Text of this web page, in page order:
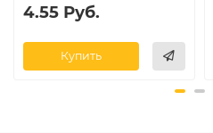
4.55 Руб.
Купить